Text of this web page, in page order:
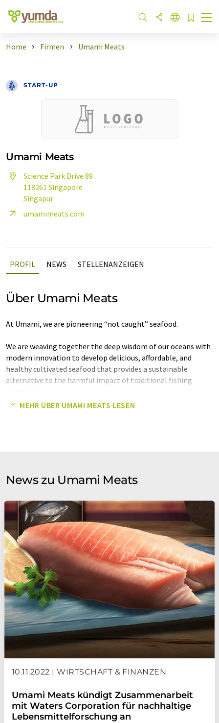
Home Firmen Umami Meats
START-UP
Umami Meats
Science Park Drive 89
118261 Singapore
Singapur
umamimeats.com
PROFIL NEWS STELLENANZEIGEN
Über Umami Meats
At Umami, we are pioneering “not caught” seafood.
We are weaving together the deep wisdom of our oceans with
modern innovation to develop delicious, affordable, and
healthy cultivated seafood that provides a sustainable
alternative to the harmful impact of traditional fishing
MEHR ÜBER UMAMI MEATS LESEN
News zu Umami Meats
10.11.2022 | WIRTSCHAFT & FINANZEN
Umami Meats kündigt Zusammenarbeit
mit Waters Corporation für nachhaltige
Lebensmittelforschung an